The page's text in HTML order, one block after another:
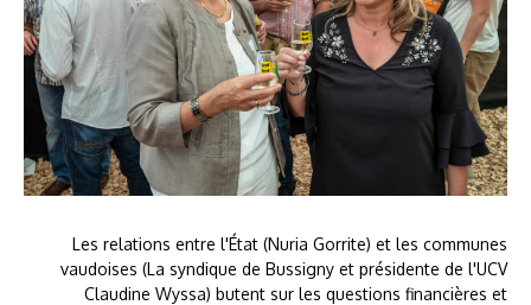
Les relations entre l'État (Nuria Gorrite) et les communes
vaudoises (La syndique de Bussigny et présidente de l'UCV
Claudine Wyssa) butent sur les questions financières et